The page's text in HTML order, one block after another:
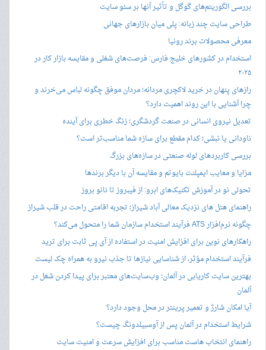
بررسی الگوریتم‌های گوگل و تأثیر آنها بر سئو سایت
طراحی سایت چند زبانه: پلی میان بازارهای جهانی
معرفی محصولات برند رونیا
استخدام در کشورهای خلیج فارس: فرصت‌های شغلی و مقایسه بازار کار در
۲۰۲۵
رازهای پنهان در خرید لاکچری مردانه؛ مردان موفق چگونه لباس می‌خرند و
چرا آشنایی با این روند اهمیت دارد؟
تعدیل نیروی انسانی در صنعت گردشگری؛ زنگ خطری برای آینده
ناودانی یا نبشی؛ کدام مقطع برای سازه شما مناسب‌تر است؟
بررسی کاربردهای لوله صنعتی در سازه‌های بزرگ
مزایا و معایب ایمپلنت بایوتم و مقایسه آن با دیگر برندها
تحولی نو در آموزش تکنیک‌های ابرو: از فیبروز تا نانو بروز
راهنمای هتل های نزدیک معالی آباد شیراز؛ تجربه اقامتی راحت در قلب شیراز
چگونه نرم‌افزار ATS فرآیند استخدام سازمان شما را متحول می‌کند؟
راهکارهای نوین برای افزایش امنیت در استفاده از آی پی ثابت برای ترید
فرآیند استخدام مؤثر، از شناسایی نیازها تا جذب نیرو به همراه چک لیست
بهترین سایت کاریابی در آلمان؛ وب‌سایت‌های معتبر برای پیدا کردن شغل در
آلمان
آیا امکان شارژ و تعمیر پرینتر در محل وجود دارد؟
شرایط استخدام در آلمان پس از آوسبیلدونگ چیست؟
راهنمای انتخاب هاست مناسب برای افزایش سرعت و امنیت سایت